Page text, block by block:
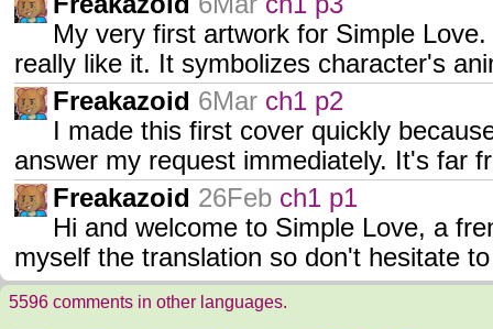
My very first artwork for Simple
really like it. It symbolizes character's
Freakazoid 6Mar ch1 p2
I made this first cover quickly
answer my request immediately. It's far
Freakazoid 26Feb ch1 p1
Hi and welcome to Simple Love, a
myself the translation so don't hesitate
5596 comments in other languages.